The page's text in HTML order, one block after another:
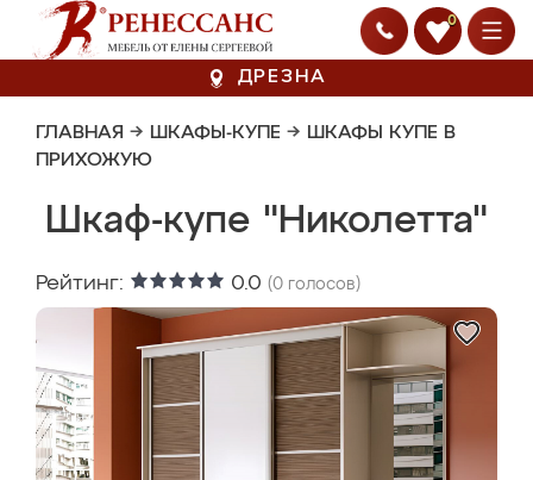
0
ДРЕЗНА
ГЛАВНАЯ → ШКАФЫ-КУПЕ → ШКАФЫ КУПЕ В
ПРИХОЖУЮ
Шкаф-купе "Николетта"
Рейтинг: 0.0 (0 голосов)